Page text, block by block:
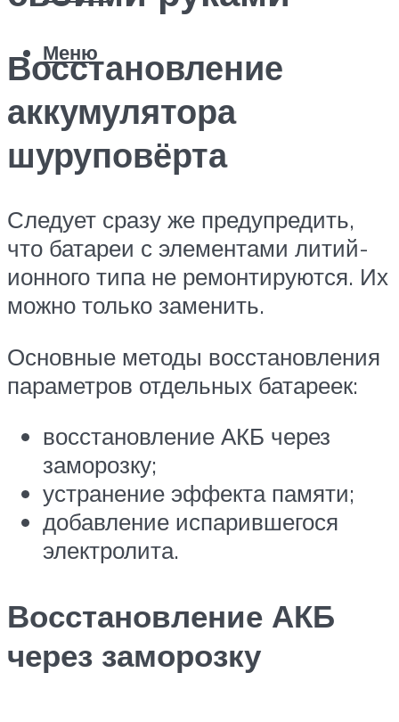
Меню
Восстановление
аккумулятора
шуруповёрта
Следует сразу же предупредить,
что батареи с элементами литий-
ионного типа не ремонтируются. Их
можно только заменить.
Основные методы восстановления
параметров отдельных батареек:
восстановление АКБ через
заморозку;
устранение эффекта памяти;
добавление испарившегося
электролита.
Восстановление АКБ
через заморозку